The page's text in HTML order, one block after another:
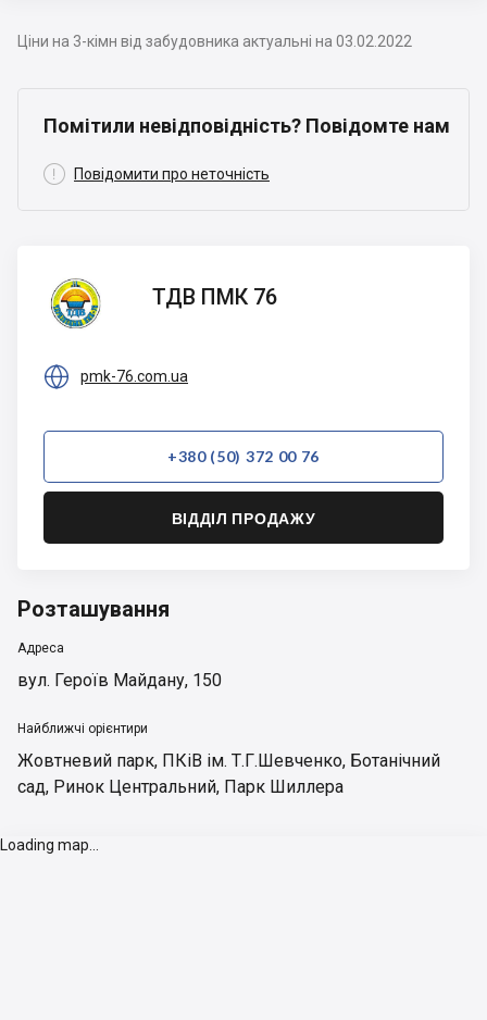
Ціни на 3-кімн від забудовника актуальні на 03.02.2022
Помітили невідповідність? Повідомте нам
 Повідомити про неточність
ТДВ
ПМК 76
ТДВ ПМК 76
 pmk-76.com.ua
+380 (50) 372 00 76
ВІДДІЛ ПРОДАЖУ
Розташування
Адреса
вул. Героїв Майдану, 150
Найближчі орієнтири
Жовтневий парк, ПКіВ ім. Т.Г.Шевченко, Ботанічний
сад, Ринок Центральний, Парк Шиллера
Loading map...